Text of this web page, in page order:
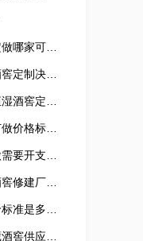
杭州市会所酒窖设备厂家的案例观察，揭秘定做会所大型葡萄酒酒窖的秘诀